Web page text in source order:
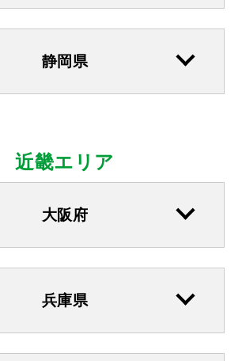
静岡県
近畿エリア
大阪府
兵庫県